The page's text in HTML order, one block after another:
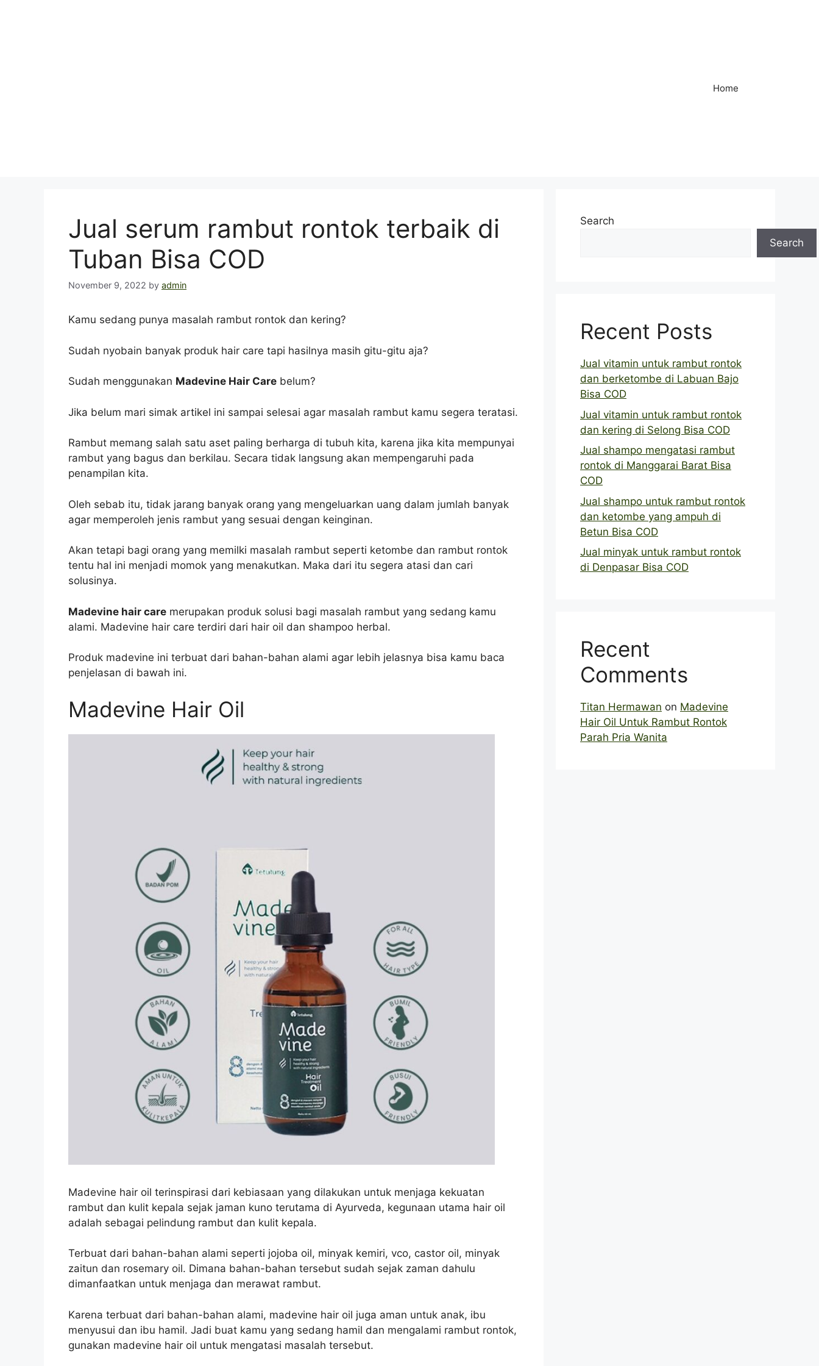
Home
Jual serum rambut rontok terbaik di
Tuban Bisa COD
November 9, 2022 by admin
Kamu sedang punya masalah rambut rontok dan kering?
Sudah nyobain banyak produk hair care tapi hasilnya masih gitu-gitu aja?
Sudah menggunakan Madevine Hair Care belum?
Jika belum mari simak artikel ini sampai selesai agar masalah rambut kamu segera teratasi.
Rambut memang salah satu aset paling berharga di tubuh kita, karena jika kita mempunyai
rambut yang bagus dan berkilau. Secara tidak langsung akan mempengaruhi pada
penampilan kita.
Oleh sebab itu, tidak jarang banyak orang yang mengeluarkan uang dalam jumlah banyak
agar memperoleh jenis rambut yang sesuai dengan keinginan.
Akan tetapi bagi orang yang memilki masalah rambut seperti ketombe dan rambut rontok
tentu hal ini menjadi momok yang menakutkan. Maka dari itu segera atasi dan cari
solusinya.
Madevine hair care merupakan produk solusi bagi masalah rambut yang sedang kamu
alami. Madevine hair care terdiri dari hair oil dan shampoo herbal.
Produk madevine ini terbuat dari bahan-bahan alami agar lebih jelasnya bisa kamu baca
penjelasan di bawah ini.
Madevine Hair Oil
Madevine hair oil terinspirasi dari kebiasaan yang dilakukan untuk menjaga kekuatan
rambut dan kulit kepala sejak jaman kuno terutama di Ayurveda, kegunaan utama hair oil
adalah sebagai pelindung rambut dan kulit kepala.
Terbuat dari bahan-bahan alami seperti jojoba oil, minyak kemiri, vco, castor oil, minyak
zaitun dan rosemary oil. Dimana bahan-bahan tersebut sudah sejak zaman dahulu
dimanfaatkan untuk menjaga dan merawat rambut.
Karena terbuat dari bahan-bahan alami, madevine hair oil juga aman untuk anak, ibu
menyusui dan ibu hamil. Jadi buat kamu yang sedang hamil dan mengalami rambut rontok,
gunakan madevine hair oil untuk mengatasi masalah tersebut.
Search
Search
Recent Posts
Jual vitamin untuk rambut rontok
dan berketombe di Labuan Bajo
Bisa COD
Jual vitamin untuk rambut rontok
dan kering di Selong Bisa COD
Jual shampo mengatasi rambut
rontok di Manggarai Barat Bisa
COD
Jual shampo untuk rambut rontok
dan ketombe yang ampuh di
Betun Bisa COD
Jual minyak untuk rambut rontok
di Denpasar Bisa COD
Recent
Comments
Titan Hermawan on Madevine
Hair Oil Untuk Rambut Rontok
Parah Pria Wanita